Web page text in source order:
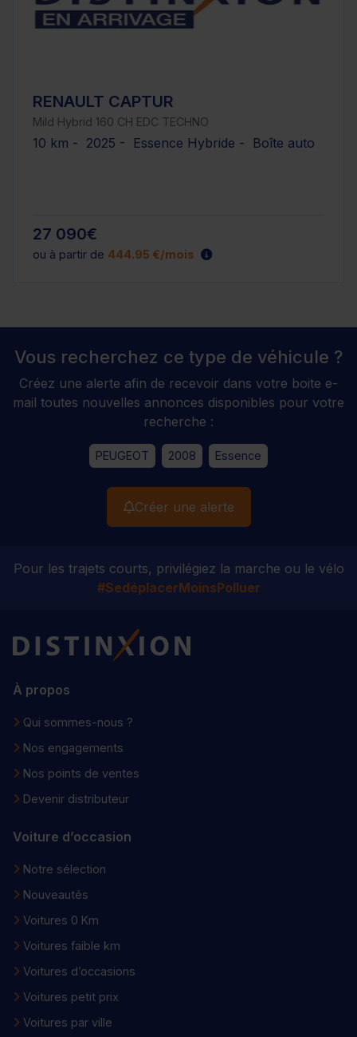
RENAULT CAPTUR
Mild Hybrid 160 CH EDC TECHNO
10 km - 2025 - Essence Hybride - Boîte auto
27 090€
ou à partir de 444.95 €/mois
Vous recherchez ce type de véhicule ?
Créez une alerte afin de recevoir dans votre boite e-
mail toutes nouvelles annonces disponibles pour votre
recherche :
PEUGEOT 2008 Essence
Créer une alerte
Pour les trajets courts, privilégiez la marche ou le vélo
#SedéplacerMoinsPolluer
Distinxion
À propos
Qui sommes-nous ?
Nos engagements
Nos points de ventes
Devenir distributeur
Voiture d’occasion
Notre sélection
Nouveautés
Voitures 0 Km
Voitures faible km
Voitures d’occasions
Voitures petit prix
Voitures par ville